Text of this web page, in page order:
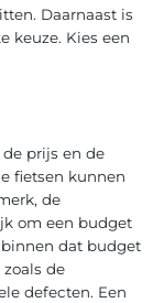
Daarnaast is
keuze. Kies een
prijs en de
fietsen kunnen
de
om een budget
dat budget
de
defecten. Een